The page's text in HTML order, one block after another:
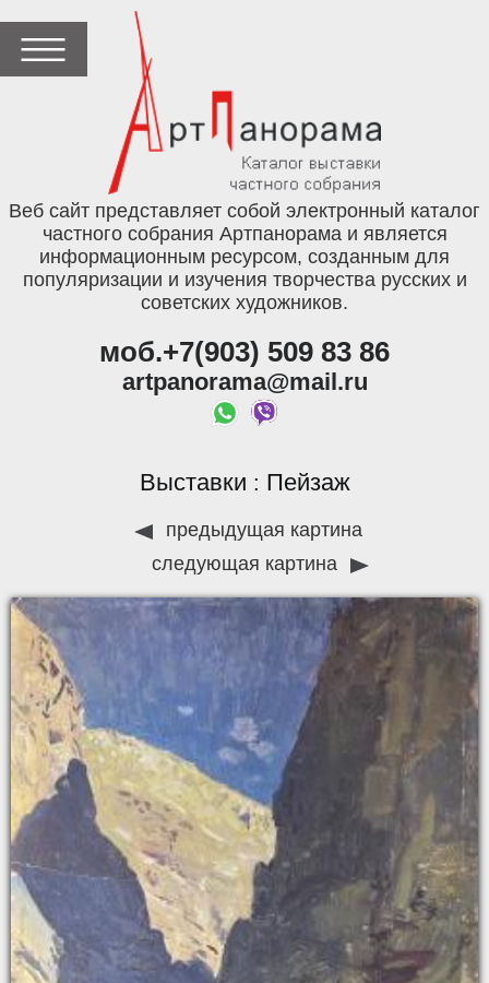
Веб сайт представляет собой электронный каталог
частного собрания Артпанорама и является
информационным ресурсом, созданным для
популяризации и изучения творчества русских и
советских художников.
моб.+7(903) 509 83 86
artpanorama@mail.ru
Выставки : Пейзаж
предыдущая картина
следующая картина